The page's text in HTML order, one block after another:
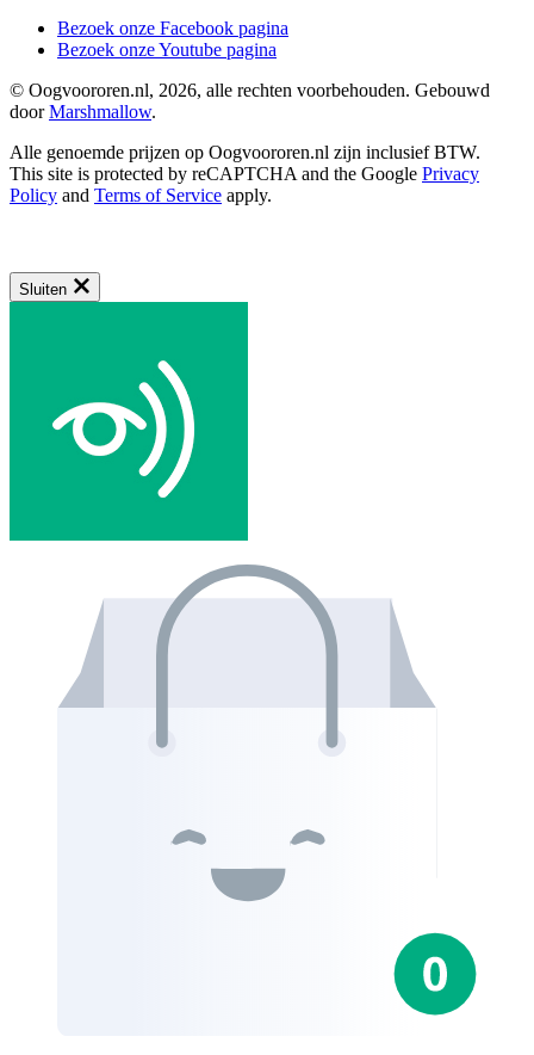
Bezoek onze Facebook pagina
Bezoek onze Youtube pagina
© Oogvoororen.nl, 2026, alle rechten voorbehouden. Gebouwd
doorMarshmallow.
Alle genoemde prijzen op Oogvoororen.nl zijn inclusief BTW.
This site is protected by reCAPTCHA and the Google Privacy
Policy and Terms of Service apply.
Sluiten